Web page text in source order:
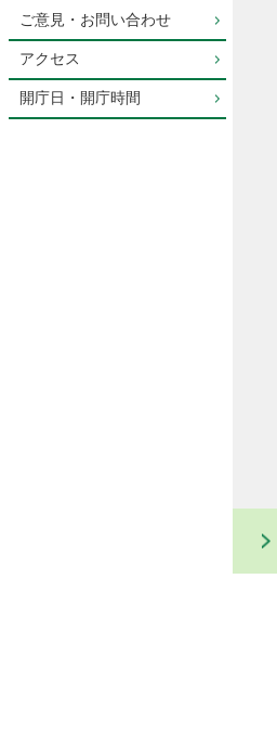
ご意見・お問い合わせ
アクセス
開庁日・開庁時間